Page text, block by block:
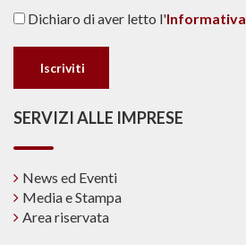
Dichiaro di aver letto l'Informativa
SERVIZI ALLE IMPRESE
News ed Eventi
Media e Stampa
Area riservata